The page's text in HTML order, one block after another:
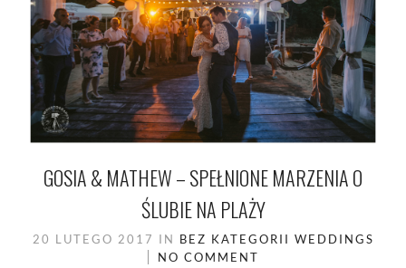
GOSIA & MATHEW – SPEŁNIONE MARZENIA O
ŚLUBIE NA PLAŻY
20 LUTEGO 2017 IN BEZ KATEGORII WEDDINGS
NO COMMENT